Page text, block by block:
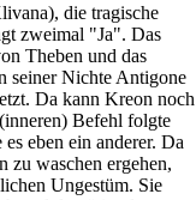
die tragische
zweimal "Ja". Das
Theben und das
seiner Nichte Antigone
Da kann Kreon noch
Befehl folgte
eben ein anderer. Da
zu waschen ergehen,
Ungestüm. Sie